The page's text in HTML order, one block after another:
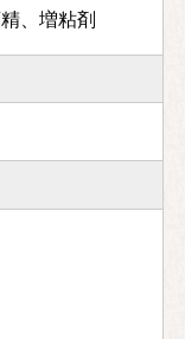
、増粘剤